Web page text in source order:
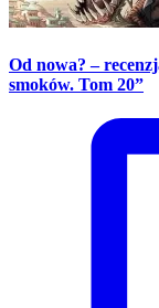
Od nowa? –
smoków. Tom 20”